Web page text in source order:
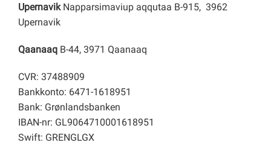
Upernavik Napparsimaviup aqqutaa B-915, 3962
Upernavik
Qaanaaq B-44, 3971 Qaanaaq
CVR: 37488909
Bankkonto: 6471-1618951
Bank: Grønlandsbanken
IBAN-nr: GL9064710001618951
Swift: GRENGLGX